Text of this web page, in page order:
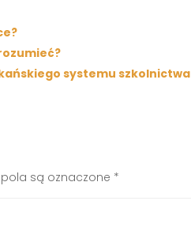
systemu szkolnictwa
są oznaczone *